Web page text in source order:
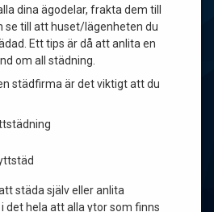
dina ägodelar, frakta dem till
se till att huset/lägenheten du
Ett tips är då att anlita en
om all städning.
städfirma är det viktigt att du
städa själv eller anlita
det hela att alla ytor som finns